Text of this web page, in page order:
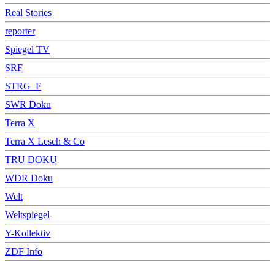
Real Stories
reporter
Spiegel TV
SRF
STRG_F
SWR Doku
Terra X
Terra X Lesch & Co
TRU DOKU
WDR Doku
Welt
Weltspiegel
Y-Kollektiv
ZDF Info